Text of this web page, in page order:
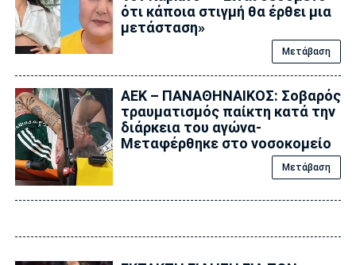
ότι κάποια στιγμή θα έρθει μια
μετάσταση»
Μετάβαση
ΑΕΚ – ΠΑΝΑΘΗΝΑΙΚΟΣ: Σοβαρός
τραυματισμός παίκτη κατά την
διάρκεια του αγώνα-
Μεταφέρθηκε στο νοσοκομείο
Μετάβαση